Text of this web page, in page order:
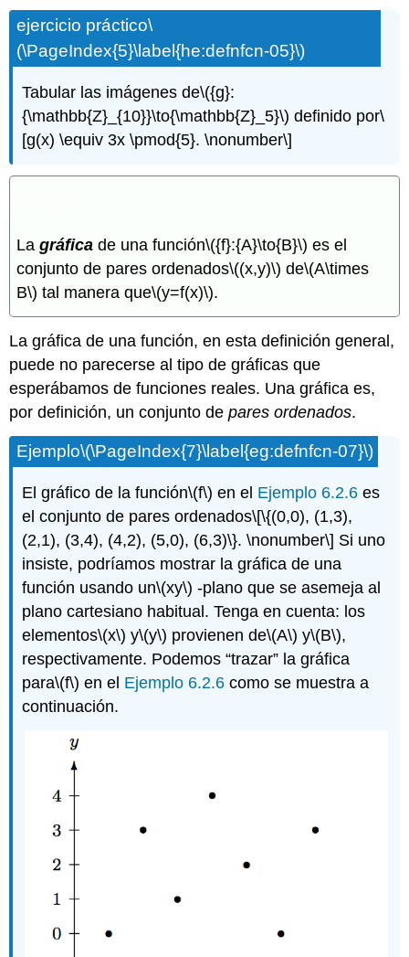
ejercicio práctico\
(\PageIndex{5}\label{he:defnfcn-05}\)
Tabular las imágenes de\({g}:
{\mathbb{Z}_{10}}\to{\mathbb{Z}_5}\) definido por\
[g(x) \equiv 3x \pmod{5}. \nonumber\]
Lagráfica de una función\({f}:{A}\to{B}\) es el
conjunto de pares ordenados\((x,y)\) de\(A\times
B\) tal manera que\(y=f(x)\).
La gráfica de una función, en esta definición general,
puede no parecerse al tipo de gráficas que
esperábamos de funciones reales. Una gráfica es,
por definición, un conjunto depares ordenados.
Ejemplo\(\PageIndex{7}\label{eg:defnfcn-07}\)
El gráfico de la función\(f\) en el Ejemplo 6.2.6 es
el conjunto de pares ordenados\[\{(0,0), (1,3),
(2,1), (3,4), (4,2), (5,0), (6,3)\}. \nonumber\] Si uno
insiste, podríamos mostrar la gráfica de una
función usando un\(xy\) -plano que se asemeja al
plano cartesiano habitual. Tenga en cuenta: los
elementos\(x\) y\(y\) provienen de\(A\) y\(B\),
respectivamente. Podemos “trazar” la gráfica
para\(f\) en el Ejemplo 6.2.6 como se muestra a
continuación.